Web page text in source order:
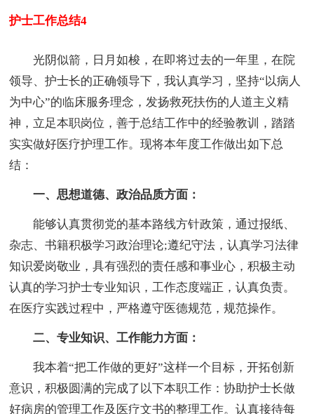
护士工作总结4
光阴似箭，日月如梭，在即将过去的一年里，在院
领导、护士长的正确领导下，我认真学习，坚持“以病人
为中心”的临床服务理念，发扬救死扶伤的人道主义精
神，立足本职岗位，善于总结工作中的经验教训，踏踏
实实做好医疗护理工作。现将本年度工作做出如下总
结：
一、思想道德、政治品质方面：
能够认真贯彻党的基本路线方针政策，通过报纸、
杂志、书籍积极学习政治理论;遵纪守法，认真学习法律
知识爱岗敬业，具有强烈的责任感和事业心，积极主动
认真的学习护士专业知识，工作态度端正，认真负责。
在医疗实践过程中，严格遵守医德规范，规范操作。
二、专业知识、工作能力方面：
我本着“把工作做的更好”这样一个目标，开拓创新
意识，积极圆满的完成了以下本职工作：协助护士长做
好病房的管理工作及医疗文书的整理工作。认真接待每